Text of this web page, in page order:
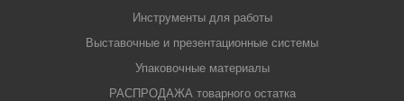
Инструменты для работы
Выставочные и презентационные системы
Упаковочные материалы
РАСПРОДАЖА товарного остатка